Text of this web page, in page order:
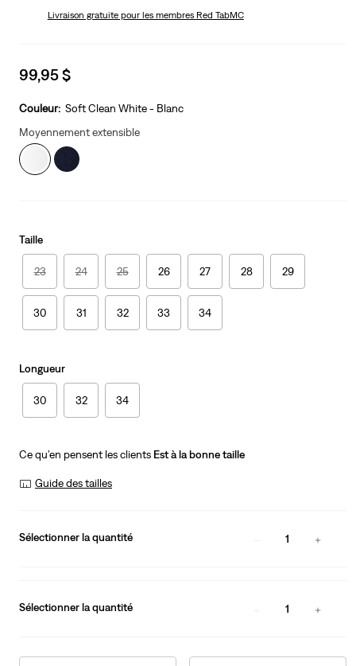
Livraison gratuitepour les membres Red TabMC
Sale
is
99,95 $
Couleur: Soft Clean White - Blanc
Moyennement extensible
Taille
23 24 25 26 27 28 29
30 31 32 33 34
Longueur
30 32 34
Ce qu’en pensent les clients Est à la bonne taille
Guide des tailles
Sélectionner la quantité 1
Sélectionner la quantité 1